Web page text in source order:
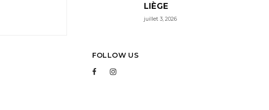
LIÈGE
juillet 3, 2026
FOLLOW US